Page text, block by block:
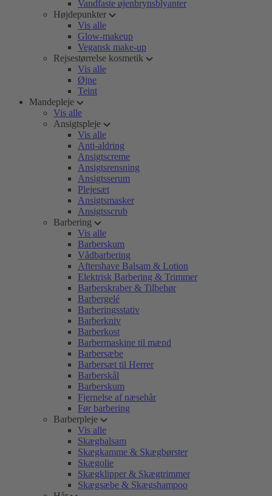
Vandfaste øjenbrynsblyanter
Højdepunkter
Vis alle
Glow-makeup
Vegansk make-up
Rejsestørrelse kosmetik
Vis alle
Øjne
Teint
Mandepleje
Vis alle
Ansigtspleje
Vis alle
Anti-aldring
Ansigtscreme
Ansigtsrensning
Ansigtsserum
Plejesæt
Ansigtsmasker
Ansigtsscrub
Barbering
Vis alle
Barberskum
Vådbarbering
Aftershave Balsam & Lotion
Elektrisk Barbering & Trimmer
Barberskraber & Tilbehør
Barbergelé
Barberingsstativ
Barberkniv
Barberkost
Barbermaskine til mænd
Barbersæbe
Barbersæt til Herrer
Barberskål
Barberskum
Fjernelse af næsehår
Før barbering
Barberpleje
Vis alle
Skægbalsam
Skægkamme & Skægbørster
Skægolie
Skægklipper & Skægtrimmer
Skægsæbe & Skægshampoo